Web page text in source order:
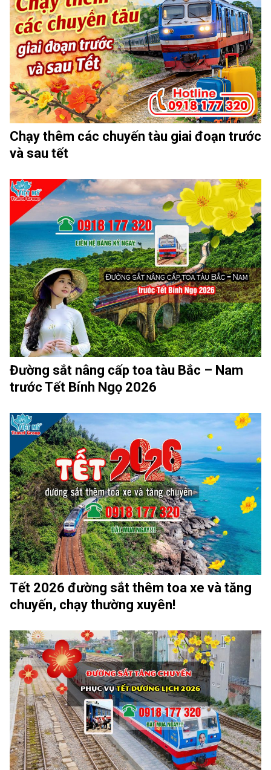
Chạy thêm các chuyến tàu giai đoạn trước
và sau tết
Đường sắt nâng cấp toa tàu Bắc – Nam
trước Tết Bính Ngọ 2026
Tết 2026 đường sắt thêm toa xe và tăng
chuyến, chạy thường xuyên!